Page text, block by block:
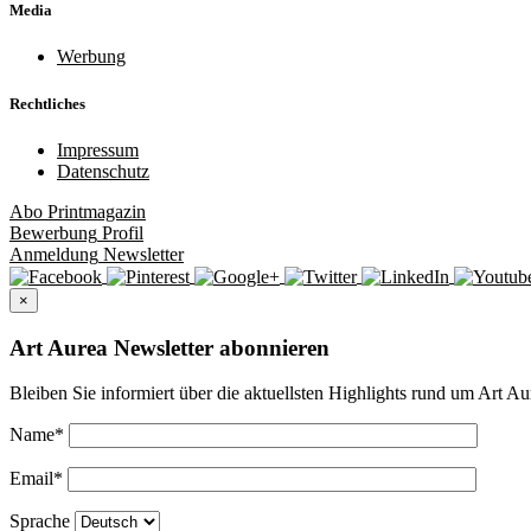
Media
Werbung
Rechtliches
Impressum
Datenschutz
Abo Printmagazin
Bewerbung Profil
Anmeldung Newsletter
×
Art Aurea Newsletter abonnieren
Bleiben Sie informiert über die aktuellsten Highlights rund um Art
Name*
Email*
Sprache